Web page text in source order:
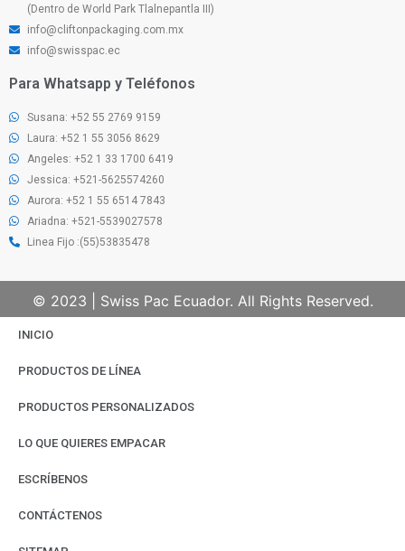
(Dentro de World Park Tlalnepantla III)
info@cliftonpackaging.com.mx
info@swisspac.ec
Para Whatsapp y Teléfonos
Susana: +52 55 2769 9159
Laura: +52 1 55 3056 8629
Angeles: +52 1 33 1700 6419
Jessica: +521-5625574260
Aurora: +52 1 55 6514 7843
Ariadna: +521-5539027578
Linea Fijo :(55)53835478
INICIO
PRODUCTOS DE LÍNEA
PRODUCTOS PERSONALIZADOS
LO QUE QUIERES EMPACAR
ESCRÍBENOS
CONTÁCTENOS
© 2023 | Swiss Pac Ecuador. All Rights Reserved.